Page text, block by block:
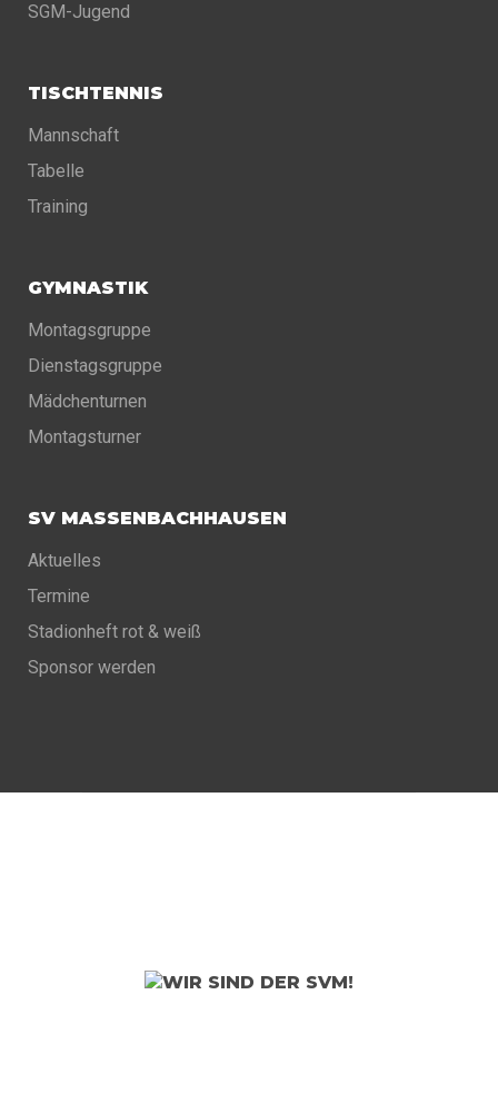
SGM-Jugend
TISCHTENNIS
Mannschaft
Tabelle
Training
GYMNASTIK
Montagsgruppe
Dienstagsgruppe
Mädchenturnen
Montagsturner
SV MASSENBACHHAUSEN
Aktuelles
Termine
Stadionheft rot & weiß
Sponsor werden